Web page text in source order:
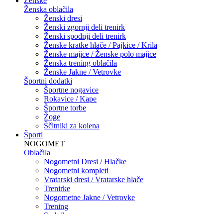
Ženska oblačila
Ženski dresi
Ženski zgornji deli trenirk
Ženski spodnji deli trenirk
Ženske kratke hlače / Pajkice / Krila
Ženske majice / Ženske polo majice
Ženska trening oblačila
Ženske Jakne / Vetrovke
Športni dodatki
Športne nogavice
Rokavice / Kape
Športne torbe
Žoge
Ščitniki za kolena
Športi
NOGOMET
Oblačila
Nogometni Dresi / Hlačke
Nogometni kompleti
Vratarski dresi / Vratarske hlače
Trenirke
Nogometne Jakne / Vetrovke
Trening